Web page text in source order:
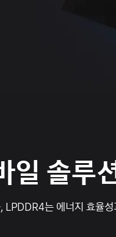
일 솔루
LPDDR4는 에너지 효율